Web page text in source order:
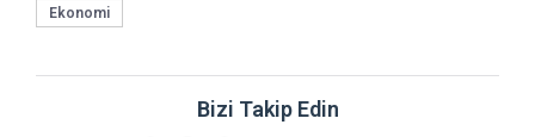
Ekonomi
Bizi Takip Edin